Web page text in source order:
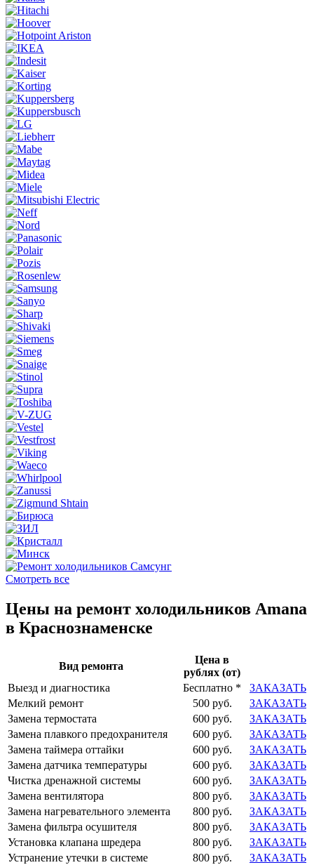
Смотреть все
Цены на ремонт холодильников Amana
в Краснознаменске
Вид ремонта
Цена в
рублях (от)
Выезд и диагностика
Бесплатно *
ЗАКАЗАТЬ
Мелкий ремонт
500 руб.
ЗАКАЗАТЬ
Замена термостата
600 руб.
ЗАКАЗАТЬ
Замена плавкого предохранителя
600 руб.
ЗАКАЗАТЬ
Замена таймера оттайки
600 руб.
ЗАКАЗАТЬ
Замена датчика температуры
600 руб.
ЗАКАЗАТЬ
Чистка дренажной системы
600 руб.
ЗАКАЗАТЬ
Замена вентилятора
800 руб.
ЗАКАЗАТЬ
Замена нагревательного элемента
800 руб.
ЗАКАЗАТЬ
Замена фильтра осушителя
800 руб.
ЗАКАЗАТЬ
Установка клапана шредера
800 руб.
ЗАКАЗАТЬ
Устранение утечки в системе
800 руб. ЗАКАЗАТЬ